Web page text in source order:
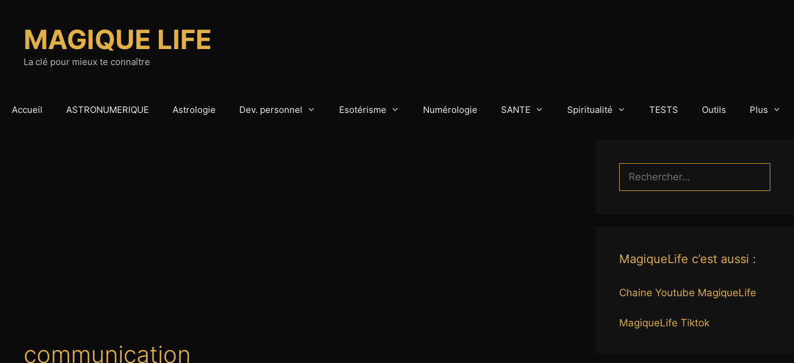
contenuMAGIQUE LIFE
La clé pour mieux te connaître
Accueil ASTRONUMERIQUE Astrologie Dev. personnel Esotérisme Numérologie SANTE Spiritualité TESTS Outils Plus
communication
Rechercher :
MagiqueLife c’est aussi :
Chaine Youtube MagiqueLife
MagiqueLife Tiktok